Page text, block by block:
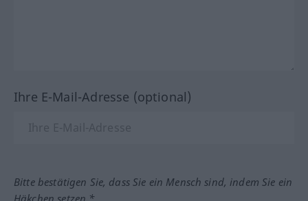
Ihre E-Mail-Adresse (optional)
Bitte bestätigen Sie, dass Sie ein Mensch sind, indem Sie ein